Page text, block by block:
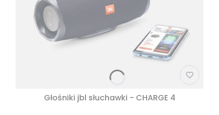
Głośniki jbl słuchawki - CHARGE 4